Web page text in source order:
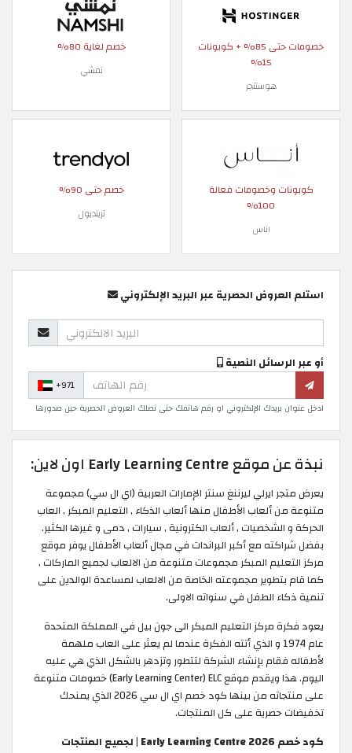
خصومات حتى 85% + كوبونات
15%
هوستنجر
خصم لغاية 80%
نمشي
كوبونات وخصومات فعالة
100%
اناس
خصم حتى 90%
ترينديول
استلم العروض الحصرية عبر البريد الإلكتروني
أو عبر الرسائل النصية
+971
ادخل عنوان بريدك الإلكتروني او رقم هاتفك حتى تصلك العروض الحصرية حين صدورها
نبذة عن موقع Early Learning Centre اون لاين:
يعرض متجر ايرلي ليرننغ سنتر الإمارات العربية (اي ال سي) مجموعة
متنوعة من ألعاب الأطفال منها ألعاب الذكاء , التعليم المبكر , العاب
الحركة و الشخصيات , ألعاب الكترونية , سيارات , دمى و غيرها الكثير.
بفضل شراكته مع أكبر البراندات في مجال ألعاب الأطفال يوفر موقع
مركز التعليم المبكر مجموعات متنوعة من الالعاب لجميع الماركات ,
كما قام بتطوير مجموعته الخاصة من الالعاب لمساعدة الوالدين على
تنمية ذكاء الطفل في سنواته الاولى.
يعود فكرة مركز التعليم المبكر الى جون بيل في المملكة المتحدة
عام 1974 و الذي أتته الفكرة عندما لم يعثر على العاب ملهمة
لأطفاله فقام بإنشاء الشركة لتتطور وتزدهر بالشكل الذي هي عليه
اليوم. هذا ويقدم موقع Early Learning Center) ELC) خصومات متنوعة
على منتجاته من بينها كود خصم اي ال سي 2026 الذي يمنحك
تخفيضات حصرية على كل المنتجات.
كود خصم Early Learning Centre 2026 | لجميع المنتجات